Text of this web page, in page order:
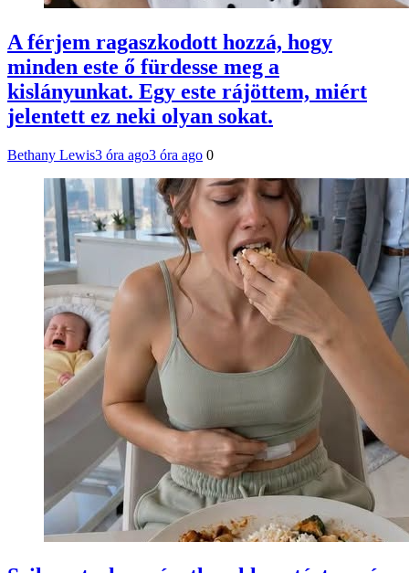
A férjem ragaszkodott hozzá, hogy
minden este ő fürdesse meg a
kislányunkat. Egy este rájöttem, miért
jelentett ez neki olyan sokat.
Bethany Lewis3 óra ago3 óra ago 0